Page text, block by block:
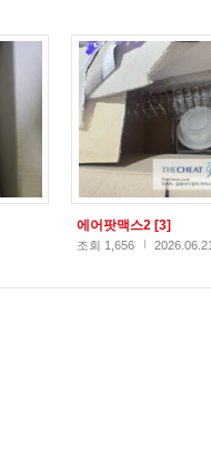
에어팟맥스2 [3]
조회 1,656 2026.06.21